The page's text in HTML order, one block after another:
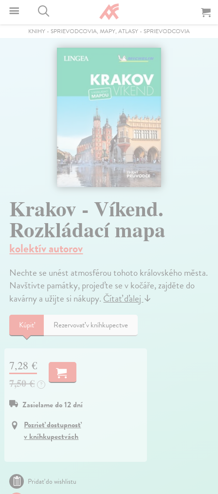
KNIHY - SPRIEVODCOVIA, MAPY, ATLASY - SPRIEVODCOVIA
Krakov - Víkend.
Rozkládací mapa
kolektív autorov
Nechte se unést atmosférou tohoto královského města.
Navštivte památky, projeďte se v kočáře, zajděte do
kavárny a užijte si nákupy. Čítať ďalej ↓
Kúpiť Rezervovať v kníhkupectve
7,28 €
7,50 € ?
Zasielame do 12 dní
Pozrieť dostupnosť
v kníhkupectvách
Pridať do wishlistu